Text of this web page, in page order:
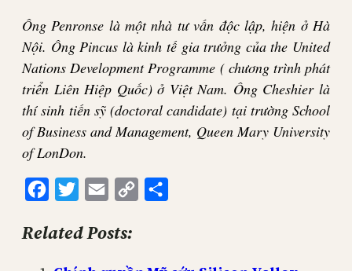
Ông Penronse là một nhà tư vấn độc lập, hiện ở Hà
Nội. Ông Pincus là kinh tế gia trưởng của the United
Nations Development Programme ( chương trình phát
triển Liên Hiệp Quốc) ở Việt Nam. Ông Cheshier là
thí sinh tiến sỹ (doctoral candidate) tại trường School
of Business and Management, Queen Mary University
of LonDon.
FacebookTwitterEmail
Copy
Related Posts: